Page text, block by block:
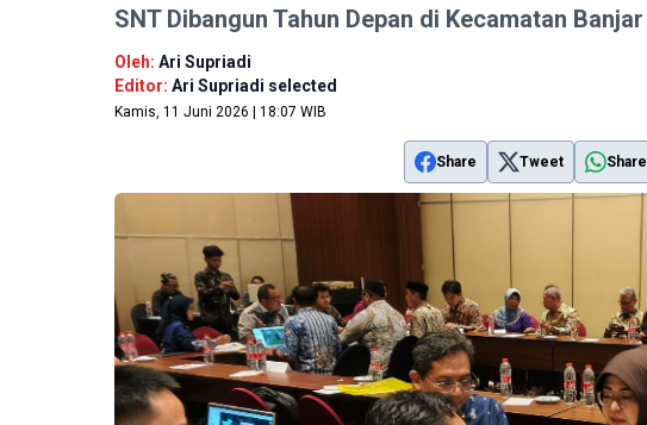
SNT Dibangun Tahun Depan di Kecamatan Banjar
Oleh: Ari Supriadi
Editor: Ari Supriadi selected
Kamis, 11 Juni 2026 | 18:07 WIB
Share Tweet Share